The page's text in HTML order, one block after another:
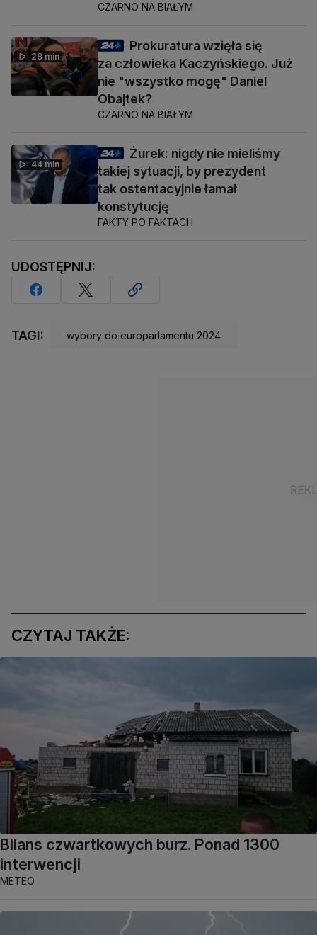
CZARNO NA BIAŁYM
28 min
Prokuratura wzięła się
za człowieka Kaczyńskiego. Już
nie "wszystko mogę" Daniel
Obajtek?
CZARNO NA BIAŁYM
44 min
Żurek: nigdy nie mieliśmy
takiej sytuacji, by prezydent
tak ostentacyjnie łamał
konstytucję
FAKTY PO FAKTACH
UDOSTĘPNIJ:
TAGI: wybory do europarlamentu 2024
CZYTAJ TAKŻE:
Bilans czwartkowych burz. Ponad 1300
interwencji
METEO